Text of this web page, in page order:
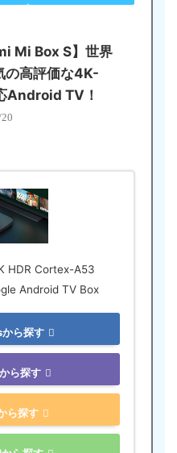
Mi Box S】世界
の高評価な4K-
Android TV！
HDR Cortex-A53
Android TV Box
ら探す
ら探す
ら探す